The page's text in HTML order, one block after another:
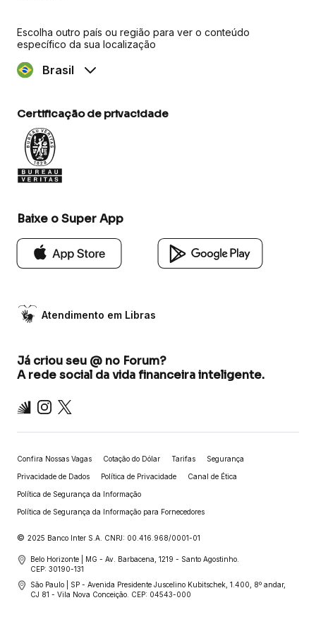
Escolha outro país ou região para ver o conteúdo
específico da sua localização
Brasil
Certificação de privacidade
Baixe o Super App
Atendimento em Libras
Já criou seu @ no Forum?
A rede social da vida financeira inteligente.
Inter Instagram
X
Confira Nossas Vagas Cotação do Dólar Tarifas Segurança
Privacidade de Dados Política de Privacidade Canal de Ética
Política de Segurança da Informação
Política de Segurança da Informação para Fornecedores
© 2025 Banco Inter S.A. CNPJ: 00.416.968/0001-01
Belo Horizonte | MG - Av. Barbacena, 1219 - Santo Agostinho.
CEP: 30190-131
São Paulo | SP - Avenida Presidente Juscelino Kubitschek, 1.400, 8º andar,
CJ 81 - Vila Nova Conceição. CEP: 04543-000